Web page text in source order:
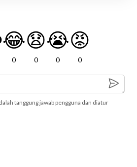
😂
0
😧
0
😭
0
😡
0
tanggung jawab pengguna dan diatur